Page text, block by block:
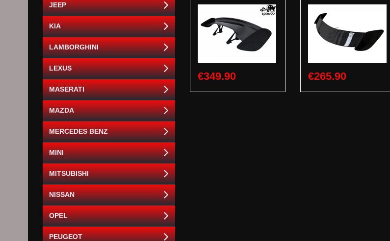
€349.90 €265.90
JEEP
KIA
LAMBORGHINI
LEXUS
MASERATI
MAZDA
MERCEDES BENZ
MINI
MITSUBISHI
NISSAN
OPEL
PEUGEOT